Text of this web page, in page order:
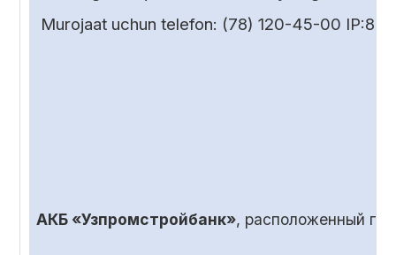
Murojaat uchun telefon: (78) 120-45-00 IP:85-
АКБ «Узпромстройбанк», расположенный по